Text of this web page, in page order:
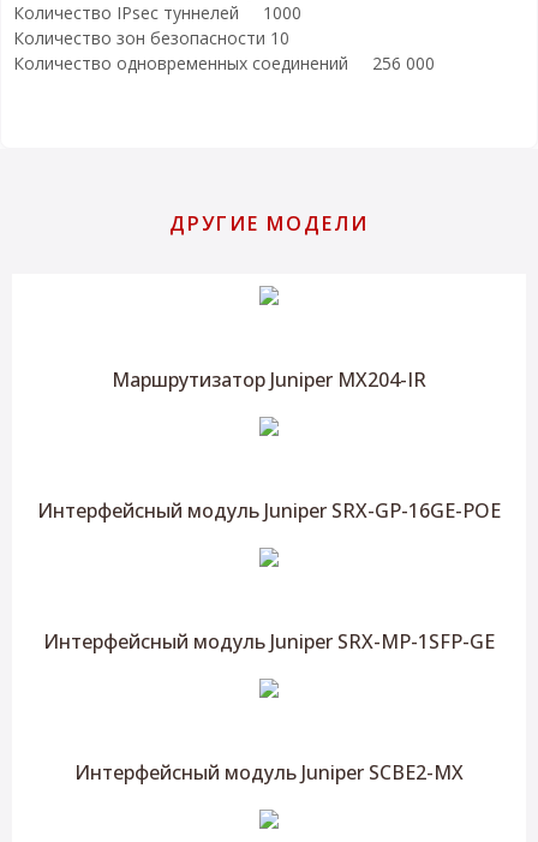
Количество IPsec туннелей 1000
Количество зон безопасности 10
Количество одновременных соединений 256 000
ДРУГИЕ МОДЕЛИ
Маршрутизатор Juniper MX204-IR
Интерфейсный модуль Juniper SRX-GP-16GE-POE
Интерфейсный модуль Juniper SRX-MP-1SFP-GE
Интерфейсный модуль Juniper SCBE2-MX